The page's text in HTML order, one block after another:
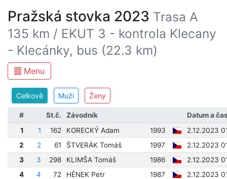
Pražská stovka 2023 Trasa A
135 km / EKUT 3 - kontrola Klecany
- Klecánky, bus (22.3 km)
Menu
Celkově Muži Ženy
# St.č. Závodník
Datum a
1
1 162 KORECKÝ Adam 1993
2.12.2023
2
2 61 ŠTVERÁK Tomáš 1997
2.12.2023
3
3 298 KLIMŠA Tomáš 1986
2.12.2023
4
4 72 HÉNEK Petr 1987
2.12.2023